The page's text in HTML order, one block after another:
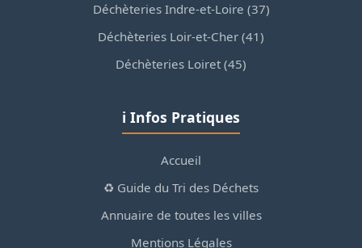
Déchèteries Indre-et-Loire (37)
Déchèteries Loir-et-Cher (41)
Déchèteries Loiret (45)
ℹ️ Infos Pratiques
Accueil
♻️ Guide du Tri des Déchets
Annuaire de toutes les villes
Mentions Légales